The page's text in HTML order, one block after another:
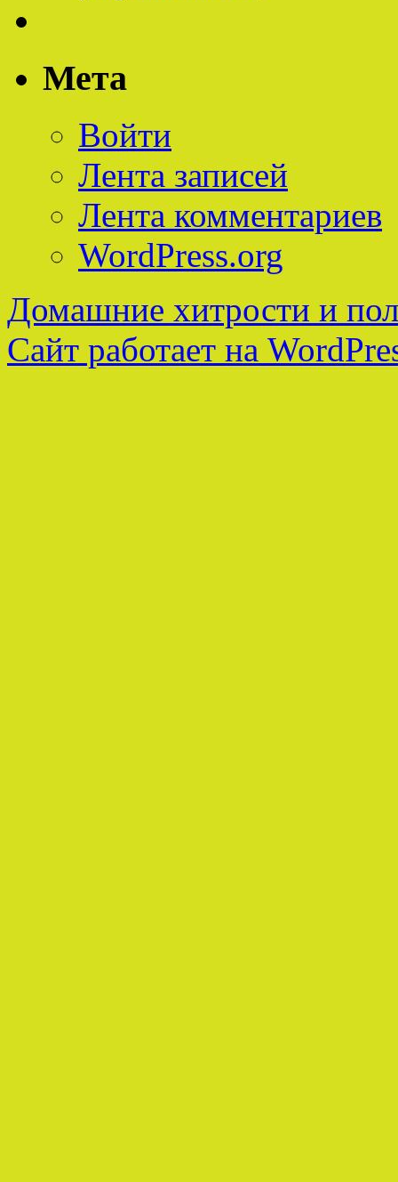
Мета
Войти
Лента записей
Лента комментариев
WordPress.org
Домашние хитрости и
Сайт работает на